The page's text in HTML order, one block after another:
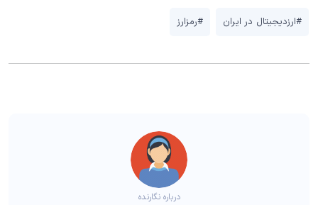
#ارزدیجیتال در ایران #رمزارز
درباره نگارنده